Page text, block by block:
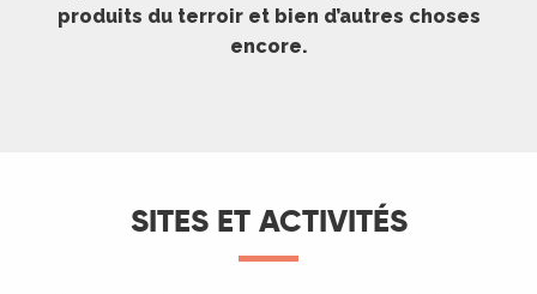
produits du terroir et bien d’autres choses
encore.
SITES ET ACTIVITÉS